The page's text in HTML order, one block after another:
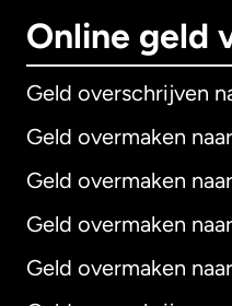
Online geld
Geld overschrijven
Geld overmaken
Geld overmaken
Geld overmaken
Geld overmaken